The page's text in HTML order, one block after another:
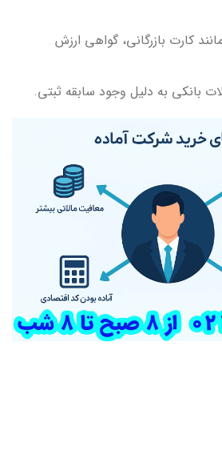
کارت بازرگانی، گواهی ارزش
بانکی به دلیل وجود سابقه ثبتی.